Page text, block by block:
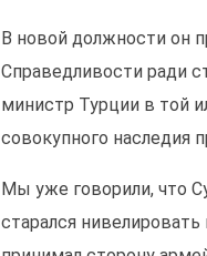
В новой должности он
Справедливости ради
министр Турции в той
совокупного наследия
Мы уже говорили, что
старался